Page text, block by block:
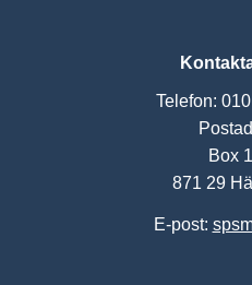
Telefon:
Box
871 29
E-post: